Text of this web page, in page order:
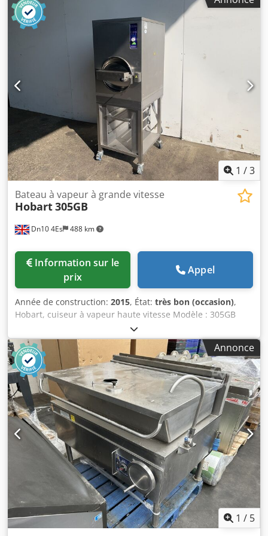
quotidienne La commande MP6 permet une utilisation
éprouvée et intuitive. La température et le temps de
cuisson sont régulés de manière fiable. Par conséquent, le
KORIMAT KA 240 est particulièrement intéressant pour les
entreprises qui recherchent une solution robuste, simple
et durable pour leur production. L'autoclave est disponible
immédiatement et peut être visité sur rendez-vous. Si vous
êtes intéressé ou pour plus d'informations, n'hésitez pas à
nous contacter. Une visite ou un entretien personnalisé est
possible sur rendez-vous.
1 /3
Dn10 4Es 488 km
Bateau à vapeur à grande vitesse
Hobart305GB
prix
Appel
Année de construction: 2015, État: très bon (occasion),
Hobart, cuiseur à vapeur haute vitesse Modèle : 305GB
Numéro de série : 97-0215-148 Codpfx Ajfv Spconisha
2015, ce cuiseur à vapeur haute vitesse permet de cuire
42 portions de saumon en 1 minute ou 66 portions de
brocolis tendres en 30 secondes, offrant des techniques de
cuisson accélérées exceptionnelles. Il est équipé d’un
écran LED, d’une fonction de dégivrage automatique, d’une
puissance de 27 kW, d’un système de refroidissement sur
plateau mobile et fonctionne en triphasé.
Annonce
1 / 5